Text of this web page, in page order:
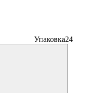
Упаковка24